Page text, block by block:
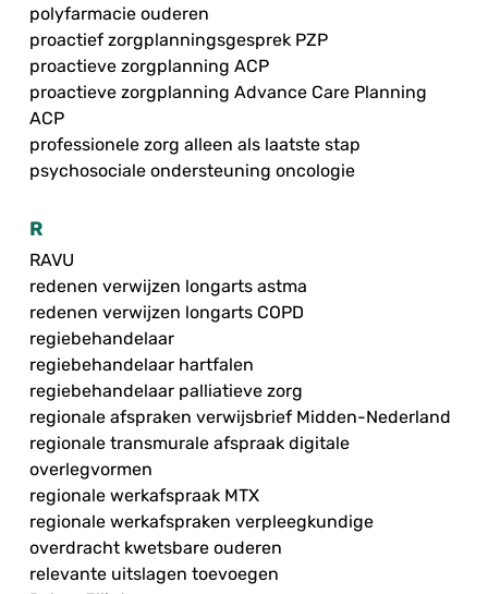
polyfarmacie ouderen
proactief zorgplanningsgesprek PZP
proactieve zorgplanning ACP
proactieve zorgplanning Advance Care Planning
ACP
professionele zorg alleen als laatste stap
psychosociale ondersteuning oncologie
R
RAVU
redenen verwijzen longarts astma
redenen verwijzen longarts COPD
regiebehandelaar
regiebehandelaar hartfalen
regiebehandelaar palliatieve zorg
regionale afspraken verwijsbrief Midden-Nederland
regionale transmurale afspraak digitale
overlegvormen
regionale werkafspraak MTX
regionale werkafspraken verpleegkundige
overdracht kwetsbare ouderen
relevante uitslagen toevoegen